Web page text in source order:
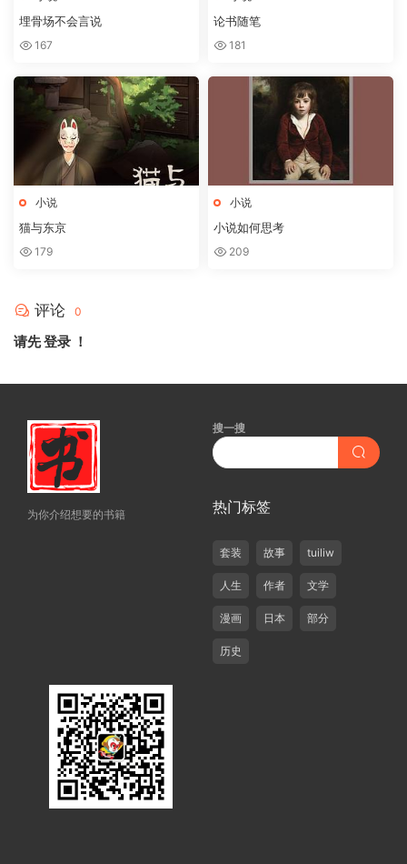
埋骨场不会言说
167
论书随笔
181
小说
猫与东京
179
小说
小说如何思考
209
评论 0
请先登录 ！
为你介绍想要的书籍
搜一搜
热门标签
套装 故事 tuiliw
人生 作者 文学
漫画 日本 部分
历史